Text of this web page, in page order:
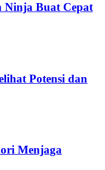
Ninja Buat Cepat
Potensi dan
Menjaga